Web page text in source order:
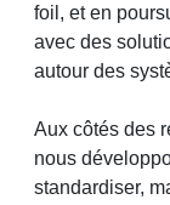
foil, et en
avec des
autour des
Aux côtés des
nous
standardiser,